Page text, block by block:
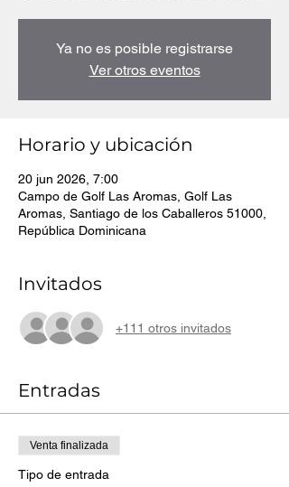
Ya no es posible registrarse
Ver otros eventos
Horario y ubicación
20 jun 2026, 7:00
Campo de Golf Las Aromas, Golf Las
Aromas, Santiago de los Caballeros 51000,
República Dominicana
Invitados
+111 otros invitados
Entradas
Venta finalizada
Tipo de entrada